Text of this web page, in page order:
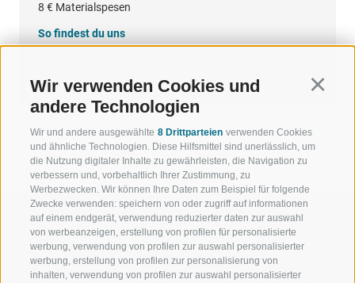
Wir verwenden Cookies und
andere Technologien
Wir und andere ausgewählte 8 Drittparteien verwenden Cookies
und ähnliche Technologien. Diese Hilfsmittel sind unerlässlich, um
die Nutzung digitaler Inhalte zu gewährleisten, die Navigation zu
verbessern und, vorbehaltlich Ihrer Zustimmung, zu
Werbezwecken. Wir können Ihre Daten zum Beispiel für folgende
Zwecke verwenden: speichern von oder zugriff auf informationen
auf einem endgerät, verwendung reduzierter daten zur auswahl
von werbeanzeigen, erstellung von profilen für personalisierte
werbung, verwendung von profilen zur auswahl personalisierter
werbung, erstellung von profilen zur personalisierung von
inhalten, verwendung von profilen zur auswahl personalisierter
8 € Materialspesen
So findest du uns
WILLKOMMEN IN DER
SPORT UND